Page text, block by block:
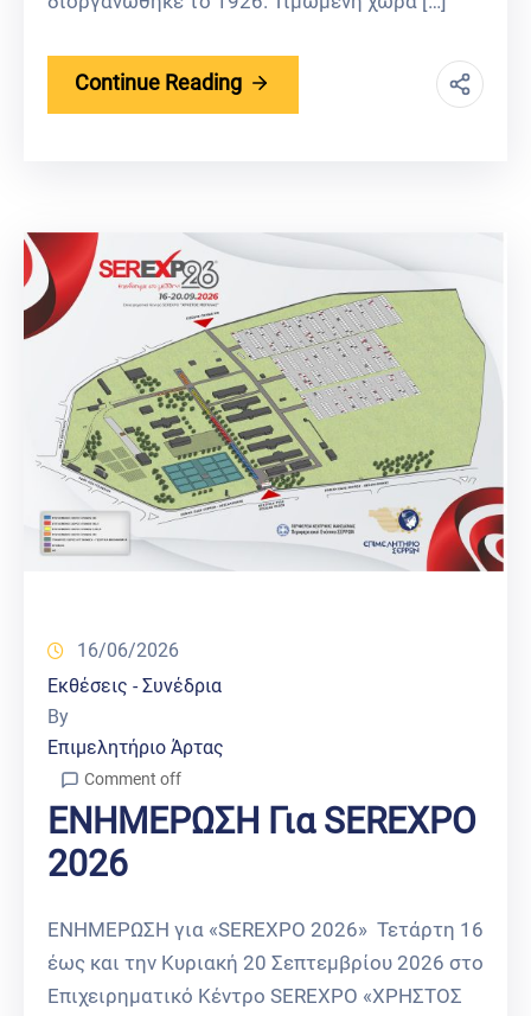
Continue Reading
16/06/2026
Εκθέσεις - Συνέδρια
By
Επιμελητήριο Άρτας
Comment off
ΕΝΗΜΕΡΩΣΗ Για SEREXPO
2026
ΕΝΗΜΕΡΩΣΗ για «SEREXPO 2026» Τετάρτη 16
έως και την Κυριακή 20 Σεπτεμβρίου 2026 στο
Επιχειρηματικό Κέντρο SEREXPO «ΧΡΗΣΤΟΣ